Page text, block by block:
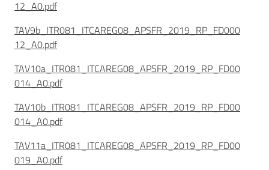
12_A0.pdf
TAV9b_ITR081_ITCAREG08_APSFR_2019_RP_FD000
12_A0.pdf
TAV10a_ITR081_ITCAREG08_APSFR_2019_RP_FD00
014_A0.pdf
TAV10b_ITR081_ITCAREG08_APSFR_2019_RP_FD00
014_A0.pdf
TAV11a_ITR081_ITCAREG08_APSFR_2019_RP_FD00
019_A0.pdf